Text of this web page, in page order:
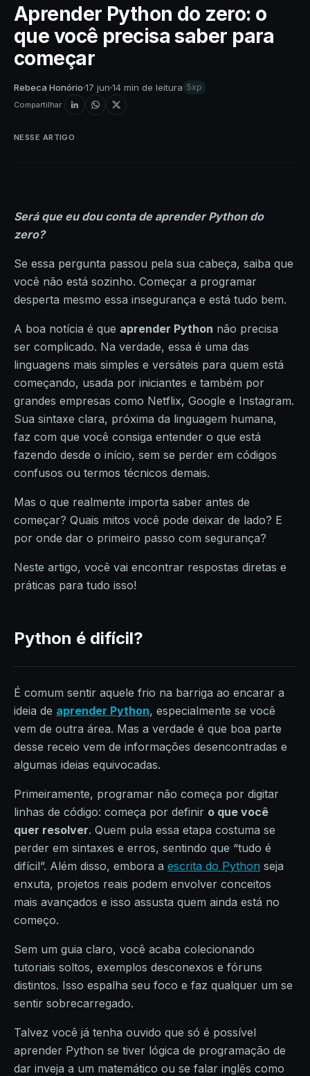
Aprender Python do zero: o
que você precisa saber para
começar
Rebeca Honório 17 jun 14 min de leitura 5xp
Compartilhar
Será que eu dou conta de aprender Python do
zero?
Se essa pergunta passou pela sua cabeça, saiba que
você não está sozinho. Começar a programar
desperta mesmo essa insegurança e está tudo bem.
A boa notícia é que aprender Python não precisa
ser complicado. Na verdade, essa é uma das
linguagens mais simples e versáteis para quem está
começando, usada por iniciantes e também por
grandes empresas como Netflix, Google e Instagram.
Sua sintaxe clara, próxima da linguagem humana,
faz com que você consiga entender o que está
fazendo desde o início, sem se perder em códigos
confusos ou termos técnicos demais.
Mas o que realmente importa saber antes de
começar? Quais mitos você pode deixar de lado? E
por onde dar o primeiro passo com segurança?
Neste artigo, você vai encontrar respostas diretas e
práticas para tudo isso!
Python é difícil?
É comum sentir aquele frio na barriga ao encarar a
ideia de aprender Python, especialmente se você
vem de outra área. Mas a verdade é que boa parte
desse receio vem de informações desencontradas e
algumas ideias equivocadas.
Primeiramente, programar não começa por digitar
linhas de código: começa por definir o que você
quer resolver. Quem pula essa etapa costuma se
perder em sintaxes e erros, sentindo que “tudo é
difícil”. Além disso, embora a escrita do Python seja
enxuta, projetos reais podem envolver conceitos
mais avançados e isso assusta quem ainda está no
começo.
Sem um guia claro, você acaba colecionando
tutoriais soltos, exemplos desconexos e fóruns
distintos. Isso espalha seu foco e faz qualquer um se
sentir sobrecarregado.
Talvez você já tenha ouvido que só é possível
aprender Python se tiver lógica de programação de
dar inveja a um matemático ou se falar inglês como
NESSE ARTIGO